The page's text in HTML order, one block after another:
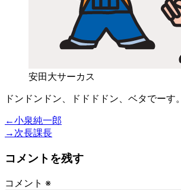
安田大サーカス
ドンドンドン、ドドドドン、ベタでーす。
投
稿
ナ
ビ
←Previous
post:
小泉純一郎
→ Next
次長課長
コメントを残す
コメント ※